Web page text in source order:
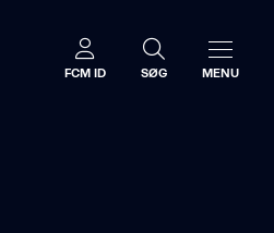
FCM ID SØG MENU